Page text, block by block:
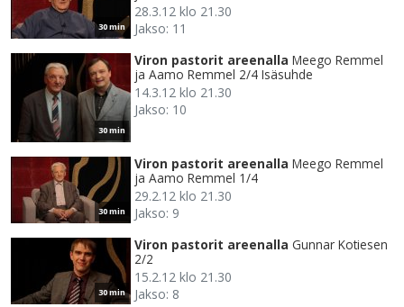
30 min
28.3.12 klo 21.30
Jakso: 11
30 min
Viron pastorit areenalla Meego Remmel
ja Aamo Remmel 2/4 Isäsuhde
14.3.12 klo 21.30
Jakso: 10
30 min
Viron pastorit areenalla Meego Remmel
ja Aamo Remmel 1/4
29.2.12 klo 21.30
Jakso: 9
30 min
Viron pastorit areenalla Gunnar Kotiesen
2/2
15.2.12 klo 21.30
Jakso: 8